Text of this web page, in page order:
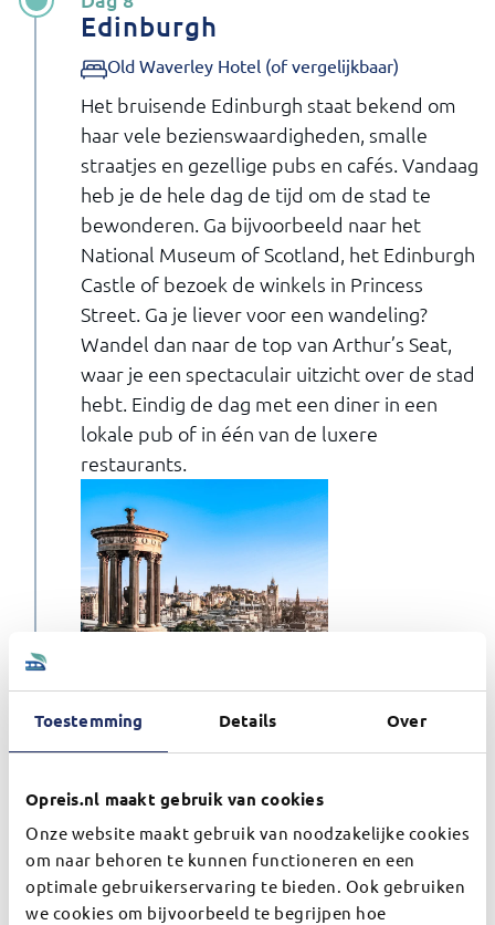
Toestemming Details Over
Opreis.nl maakt gebruik van cookies
Onze website maakt gebruik van noodzakelijke cookies
om naar behoren te kunnen functioneren en een
optimale gebruikerservaring te bieden. Ook gebruiken
we cookies om bijvoorbeeld te begrijpen hoe
Edinburgh
Old Waverley Hotel (of vergelijkbaar)
Het bruisende Edinburgh staat bekend om
haar vele bezienswaardigheden, smalle
straatjes en gezellige pubs en cafés. Vandaag
heb je de hele dag de tijd om de stad te
bewonderen. Ga bijvoorbeeld naar het
National Museum of Scotland, het Edinburgh
Castle of bezoek de winkels in Princess
Street. Ga je liever voor een wandeling?
Wandel dan naar de top van Arthur’s Seat,
waar je een spectaculair uitzicht over de stad
hebt. Eindig de dag met een diner in een
lokale pub of in één van de luxere
restaurants.
IJmuiden
DFDS Newcastle - IJmuiden
De laatste dag in Edinburgh en daarmee de
laatste dag van de reis is aangebroken.